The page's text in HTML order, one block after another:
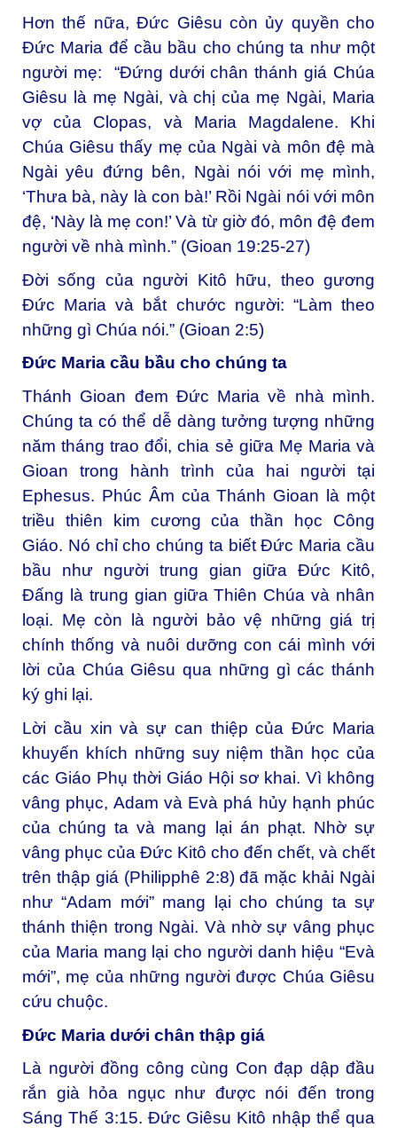
Hơn thế nữa, Đức Giêsu còn ủy quyền cho
Đức Maria để cầu bầu cho chúng ta như một
người mẹ: “Đứng dưới chân thánh giá Chúa
Giêsu là mẹ Ngài, và chị của mẹ Ngài, Maria
vợ của Clopas, và Maria Magdalene. Khi
Chúa Giêsu thấy mẹ của Ngài và môn đệ mà
Ngài yêu đứng bên, Ngài nói với mẹ mình,
‘Thưa bà, này là con bà!’ Rồi Ngài nói với môn
đệ, ‘Này là mẹ con!’ Và từ giờ đó, môn đệ đem
người về nhà mình.” (Gioan 19:25-27)
Đời sống của người Kitô hữu, theo gương
Đức Maria và bắt chước người: “Làm theo
những gì Chúa nói.” (Gioan 2:5)
Đức Maria cầu bầu cho chúng ta
Thánh Gioan đem Đức Maria về nhà mình.
Chúng ta có thể dễ dàng tưởng tượng những
năm tháng trao đổi, chia sẻ giữa Mẹ Maria và
Gioan trong hành trình của hai người tại
Ephesus. Phúc Âm của Thánh Gioan là một
triều thiên kim cương của thần học Công
Giáo. Nó chỉ cho chúng ta biết Đức Maria cầu
bầu như người trung gian giữa Đức Kitô,
Đấng là trung gian giữa Thiên Chúa và nhân
loại. Mẹ còn là người bảo vệ những giá trị
chính thống và nuôi dưỡng con cái mình với
lời của Chúa Giêsu qua những gì các thánh
ký ghi lại.
Lời cầu xin và sự can thiệp của Đức Maria
khuyến khích những suy niệm thần học của
các Giáo Phụ thời Giáo Hội sơ khai. Vì không
vâng phục, Adam và Evà phá hủy hạnh phúc
của chúng ta và mang lại án phạt. Nhờ sự
vâng phục của Đức Kitô cho đến chết, và chết
trên thập giá (Philipphê 2:8) đã mặc khải Ngài
như “Adam mới” mang lại cho chúng ta sự
thánh thiện trong Ngài. Và nhờ sự vâng phục
của Maria mang lại cho người danh hiệu “Evà
mới”, mẹ của những người được Chúa Giêsu
cứu chuộc.
Đức Maria dưới chân thập giá
Là người đồng công cùng Con đạp dập đầu
rắn già hỏa ngục như được nói đến trong
Sáng Thế 3:15. Đức Giêsu Kitô nhập thể qua